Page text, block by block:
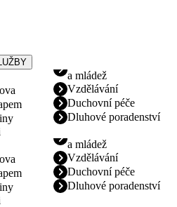
a mládež
Vzdělávání
Duchovní péče
Dluhové poradenství
a mládež
Vzdělávání
Duchovní péče
Dluhové poradenství